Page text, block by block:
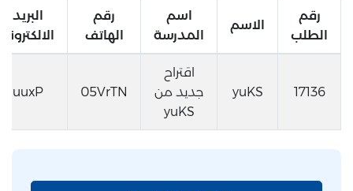
رقم
الطلب
الاسم
اسم
المدرسة
رقم
الهاتف
البريد
الالكتروني
17136
yuKS
اقتراح
جديد من
yuKS
05VrTN
uuxP